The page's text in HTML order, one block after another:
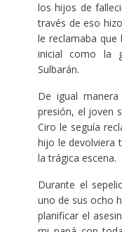
los hijos de
través de eso
le reclamaba
inicial como la
Sulbarán.
De igual
presión, el joven
Ciro le seguía
hijo le devolviera
la trágica escena.
Durante el
uno de sus ocho
planificar el